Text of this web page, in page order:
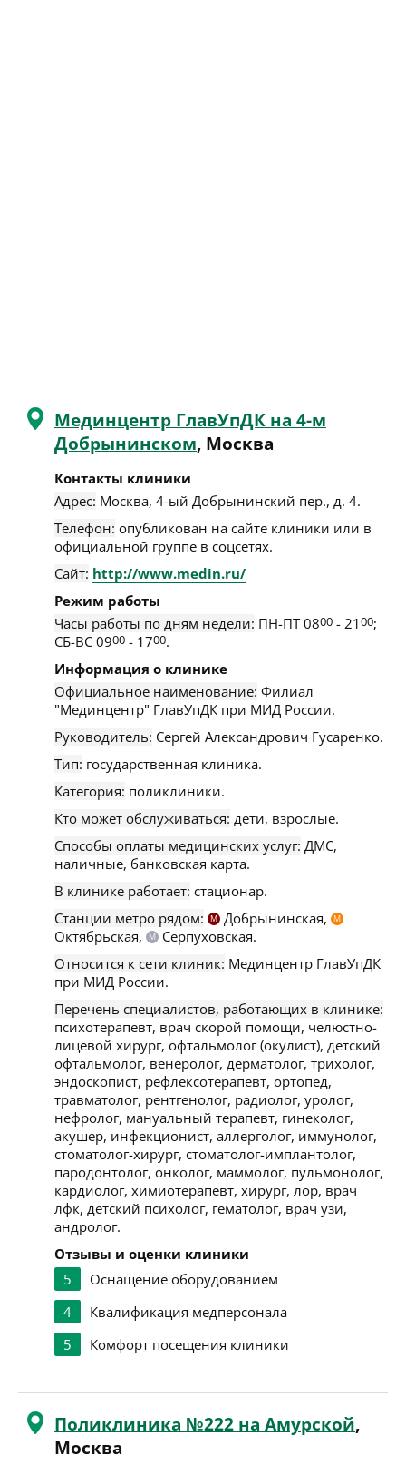
Мединцентр ГлавУпДК на 4-м
Добрынинском, Москва
Контакты клиники
Адрес: Москва, 4-ый Добрынинский пер., д. 4.
Телефон: опубликован на сайте клиники или в
официальной группе в соцсетях.
Сайт: http://www.medin.ru/
Режим работы
Часы работы по дням недели: ПН-ПТ 0800 - 2100;
СБ-ВС 0900 - 1700.
Информация о клинике
Официальное наименование: Филиал
"Мединцентр" ГлавУпДК при МИД России.
Руководитель: Сергей Александрович Гусаренко.
Тип: государственная клиника.
Категория: поликлиники.
Кто может обслуживаться: дети, взрослые.
Способы оплаты медицинских услуг: ДМС,
наличные, банковская карта.
В клинике работает: стационар.
Станции метро рядом:
М Добрынинская, М
Октябрьская, М
Серпуховская.
Относится к сети клиник: Мединцентр ГлавУпДК
при МИД России.
Перечень специалистов, работающих в клинике:
психотерапевт, врач скорой помощи, челюстно-
лицевой хирург, офтальмолог (окулист), детский
офтальмолог, венеролог, дерматолог, трихолог,
эндоскопист, рефлексотерапевт, ортопед,
травматолог, рентгенолог, радиолог, уролог,
нефролог, мануальный терапевт, гинеколог,
акушер, инфекционист, аллерголог, иммунолог,
стоматолог-хирург, стоматолог-имплантолог,
пародонтолог, онколог, маммолог, пульмонолог,
кардиолог, химиотерапевт, хирург, лор, врач
лфк, детский психолог, гематолог, врач узи,
андролог.
Отзывы и оценки клиники
5
Оснащение оборудованием
4
Квалификация медперсонала
5
Комфорт посещения клиники
Поликлиника №222 на Амурской,
Москва